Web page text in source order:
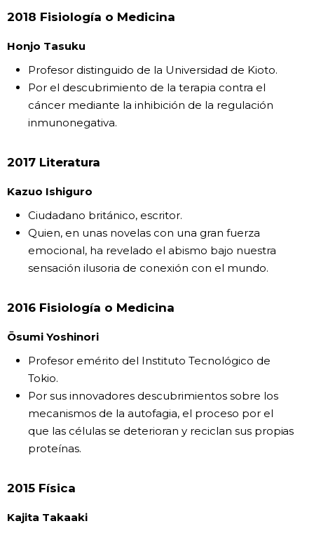
2018 Fisiología o Medicina
Honjo Tasuku
Profesor distinguido de la Universidad de Kioto.
Por el descubrimiento de la terapia contra el
cáncer mediante la inhibición de la regulación
inmunonegativa.
2017 Literatura
Kazuo Ishiguro
Ciudadano británico, escritor.
Quien, en unas novelas con una gran fuerza
emocional, ha revelado el abismo bajo nuestra
sensación ilusoria de conexión con el mundo.
2016 Fisiología o Medicina
Ōsumi Yoshinori
Profesor emérito del Instituto Tecnológico de
Tokio.
Por sus innovadores descubrimientos sobre los
mecanismos de la autofagia, el proceso por el
que las células se deterioran y reciclan sus propias
proteínas.
2015 Física
Kajita Takaaki